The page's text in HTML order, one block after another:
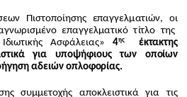
εων Π ιστοποίησης επαγγελματιών, οι
νωρισμένο επαγγελματικότίτλοτης
διωτικής Ασφάλειας» 4ης έκτακτης
στικά για υποψήφιους των οποίων
σηαδειώνοπλοφορίας.
ης συμμετοχής αποκλειστικά γιατις